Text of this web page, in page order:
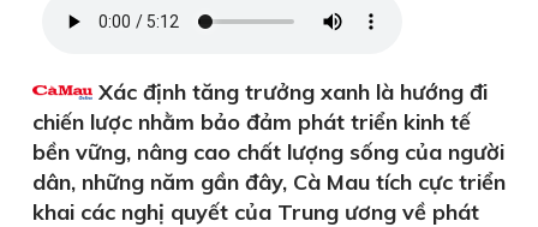
Xác định tăng trưởng xanh là hướng đi
chiến lược nhằm bảo đảm phát triển kinh tế
bền vững, nâng cao chất lượng sống của người
dân, những năm gần đây, Cà Mau tích cực triển
khai các nghị quyết của Trung ương về phát